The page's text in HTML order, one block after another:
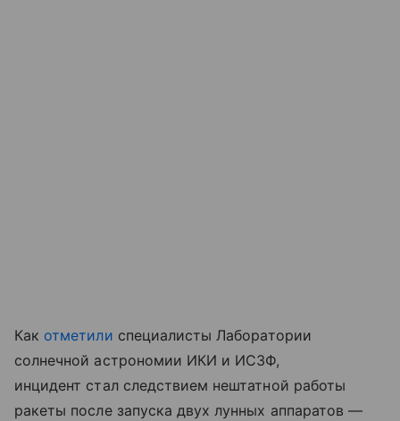
Как отметили специалисты Лаборатории
солнечной астрономии ИКИ и ИСЗФ,
инцидент стал следствием нештатной работы
ракеты после запуска двух лунных аппаратов —